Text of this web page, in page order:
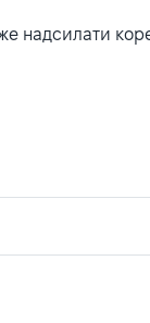
надсилати